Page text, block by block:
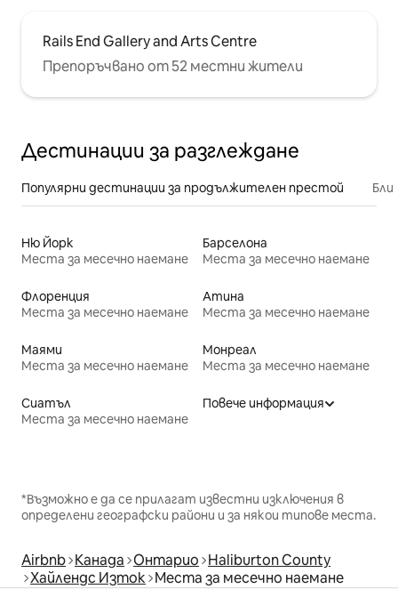
Rails End Gallery and Arts Centre
Препоръчвано от 52 местни жители
Дестинации за разглеждане
Популярни дестинации за продължителен престой
Ню Йорк
Места за месечно наемане
Барселона
Места за месечно наемане
Флоренция
Места за месечно наемане
Атина
Места за месечно наемане
Маями
Места за месечно наемане
Монреал
Места за месечно наемане
Сиатъл
Места за месечно наемане
Повече информация
*Възможно е да се прилагат известни изключения в
определени географски райони и за някои типове места.
Airbnb Канада Онтарио Haliburton County
Хайлендс Изток Места за месечно наемане